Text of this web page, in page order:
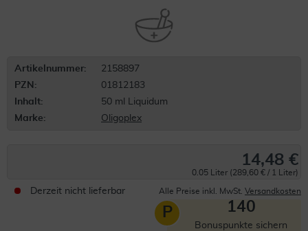
Artikelnummer:
2158897
PZN:
01812183
Inhalt:
50 ml Liquidum
Marke:
Oligoplex
14,48 €
0.05 Liter (289,60 € / 1 Liter)
Derzeit nicht lieferbar Alle Preise inkl. MwSt. Versandkosten
P 140
Bonuspunkte sichern